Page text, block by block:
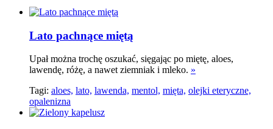
Lato pachnące miętą
Upał można trochę oszukać, sięgając po miętę, aloes,
lawendę, różę, a nawet ziemniak i mleko. »
Tagi: aloes, lato, lawenda, mentol, mięta, olejki eteryczne,
opalenizna